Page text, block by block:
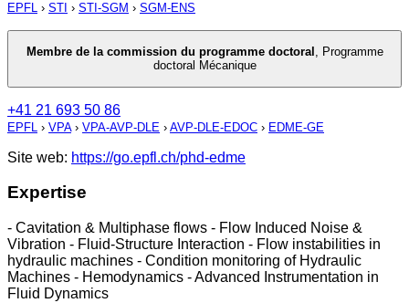
EPFL › STI › STI-SGM › SGM-ENS
Membre de la commission du programme doctoral , Programme
doctoral Mécanique
+41 21 693 50 86
EPFL › VPA› VPA-AVP-DLE › AVP-DLE-EDOC › EDME-GE
Site web: https://go.epfl.ch/phd-edme
Expertise
- Cavitation & Multiphase flows - Flow Induced Noise &
Vibration - Fluid-Structure Interaction - Flow instabilities in
hydraulic machines - Condition monitoring of Hydraulic
Machines - Hemodynamics - Advanced Instrumentation in
Fluid Dynamics